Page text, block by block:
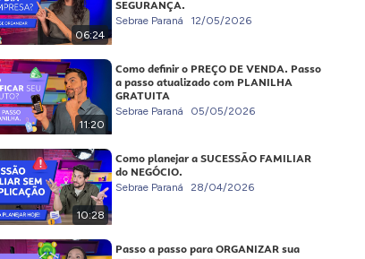
06:24
SEGURANÇA.
Sebrae Paraná 12/05/2026
11:20
Como definir o PREÇO DE VENDA. Passo
a passo atualizado com PLANILHA
GRATUITA
Sebrae Paraná 05/05/2026
10:28
Como planejar a SUCESSÃO FAMILIAR
do NEGÓCIO.
Sebrae Paraná 28/04/2026
Passo a passo para ORGANIZAR sua